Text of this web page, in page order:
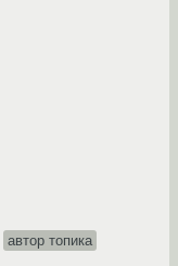
автор топика